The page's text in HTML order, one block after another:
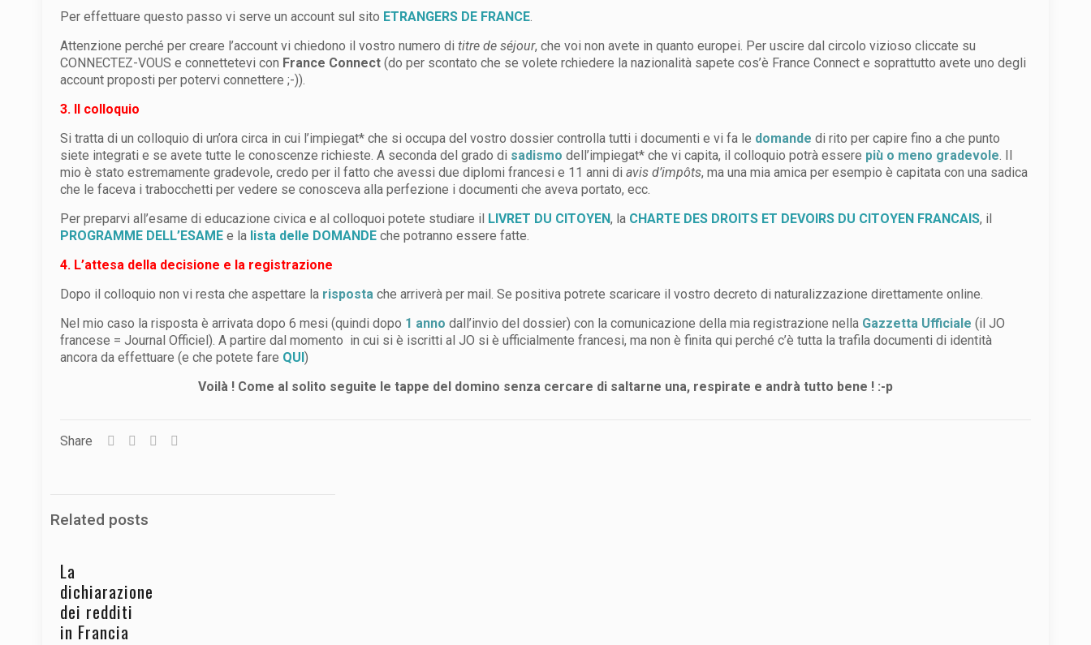
Per effettuare questo passo vi serve un account sul sito ETRANGERS DE FRANCE.
Attenzione perché per creare l’account vi chiedono il vostro numero dititre de séjour, che voi non avete in quanto europei. Per uscire dal circolo vizioso cliccate su
CONNECTEZ-VOUS e connettetevi con France Connect (do per scontato che se volete rchiedere la nazionalità sapete cos’è France Connect e soprattutto avete uno degli
account proposti per potervi connettere ;-)).
3. Il colloquio
Si tratta di un colloquio di un’ora circa in cui l’impiegat* che si occupa del vostro dossier controlla tutti i documenti e vi fa le domande di rito per capire fino a che punto
siete integrati e se avete tutte le conoscenze richieste. A seconda del grado di sadismo dell’impiegat* che vi capita, il colloquio potrà essere più o meno gradevole. Il
mio è stato estremamente gradevole, credo per il fatto che avessi due diplomi francesi e 11 anni diavis d’impôts, ma una mia amica per esempio è capitata con una sadica
che le faceva i trabocchetti per vedere se conosceva alla perfezione i documenti che aveva portato, ecc.
Per preparvi all’esame di educazione civica e al colloquoi potete studiare il LIVRET DU CITOYEN, la CHARTE DES DROITS ET DEVOIRS DU CITOYEN FRANCAIS, il
PROGRAMME DELL’ESAME e la lista delle DOMANDE che potranno essere fatte.
4. L’attesa della decisione e la registrazione
Dopo il colloquio non vi resta che aspettare la rispostache arriverà per mail. Se positiva potrete scaricare il vostro decreto di naturalizzazione direttamente online.
Nel mio caso la risposta è arrivata dopo 6 mesi (quindi dopo 1 anno dall’invio del dossier) con la comunicazione della mia registrazione nella Gazzetta Ufficiale (il JO
francese = Journal Officiel). A partire dal momento in cui si è iscritti al JO si è ufficialmente francesi, ma non è finita qui perché c’è tutta la trafila documenti di identità
ancora da effettuare (e che potete fare QUI)
Voilà ! Come al solito seguite le tappe del domino senza cercare di saltarne una, respirate e andrà tutto bene ! :-p
Share
Related posts
La
dichiarazione
dei redditi
in Francia